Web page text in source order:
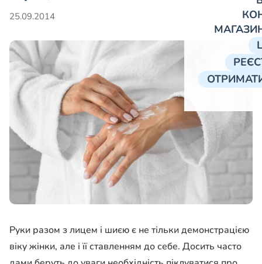
25.09.2014
Руки разом з лицем і шиєю є не тільки демонстрацією
віку жінки, але і її ставленням до себе. Досить часто